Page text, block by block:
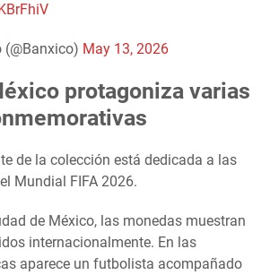
May 13, 2026
protagoniza varias
de la colección está dedicada a las
Mundial FIFA 2026.
de México, las monedas muestran
internacionalmente. En las
aparece un futbolista acompañado